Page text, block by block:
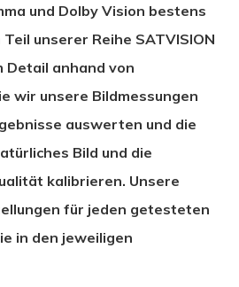
und Dolby Vision bestens
unserer Reihe SATVISION
Detail anhand von
wir unsere Bildmessungen
auswerten und die
Bild und die
kalibrieren. Unsere
für jeden getesteten
in den jeweiligen